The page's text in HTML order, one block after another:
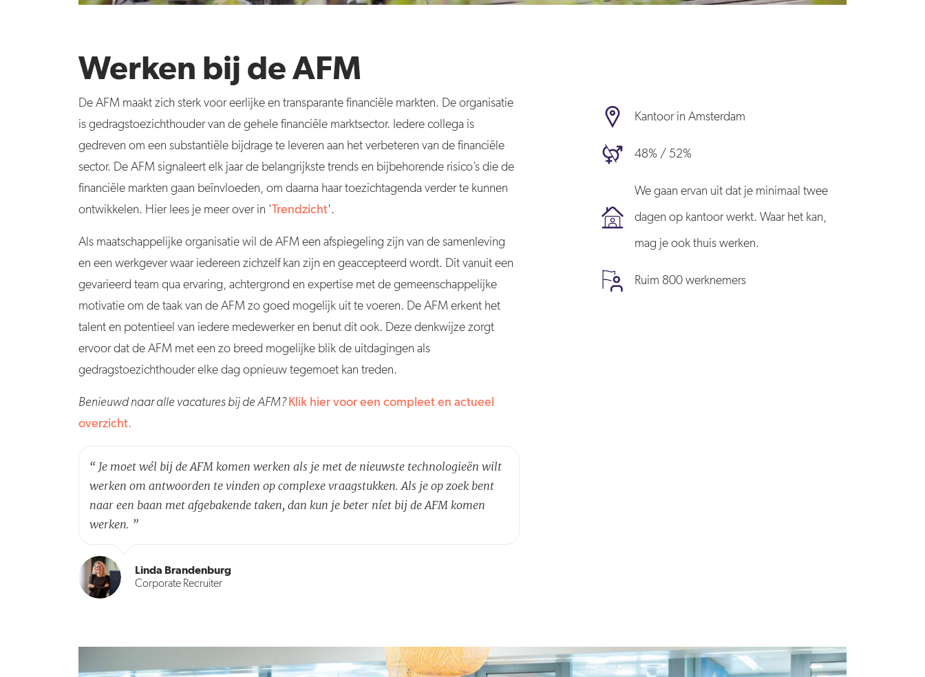
Werken bij de AFM
De AFM maakt zich sterk voor eerlijke en transparante financiële markten. De organisatie
is gedragstoezichthouder van de gehele financiële marktsector. Iedere collega is
gedreven om een substantiële bijdrage te leveren aan het verbeteren van de financiële
sector. De AFM signaleert elk jaar de belangrijkste trends en bijbehorende risico’s die de
financiële markten gaan beïnvloeden, om daarna haar toezichtagenda verder te kunnen
ontwikkelen. Hier lees je meer over in 'Trendzicht'.
Als maatschappelijke organisatie wil de AFM een afspiegeling zijn van de samenleving
en een werkgever waar iedereen zichzelf kan zijn en geaccepteerd wordt. Dit vanuit een
gevarieerd team qua ervaring, achtergrond en expertise met de gemeenschappelijke
motivatie om de taak van de AFM zo goed mogelijk uit te voeren. De AFM erkent het
talent en potentieel van iedere medewerker en benut dit ook. Deze denkwijze zorgt
ervoor dat de AFM met een zo breed mogelijke blik de uitdagingen als
gedragstoezichthouder elke dag opnieuw tegemoet kan treden.
Benieuwd naar alle vacatures bij de AFM? Klik hier voor een compleet en actueel
overzicht.
“ Je moet wél bij de AFM komen werken als je met de nieuwste technologieën wilt
werken om antwoorden te vinden op complexe vraagstukken. Als je op zoek bent
naar een baan met afgebakende taken, dan kun je beter níet bij de AFM komen
werken. ”
Linda Brandenburg
Corporate Recruiter
Kantoor in Amsterdam
48% / 52%
We gaan ervan uit dat je minimaal twee
dagen op kantoor werkt. Waar het kan,
mag je ook thuis werken.
Ruim 800 werknemers